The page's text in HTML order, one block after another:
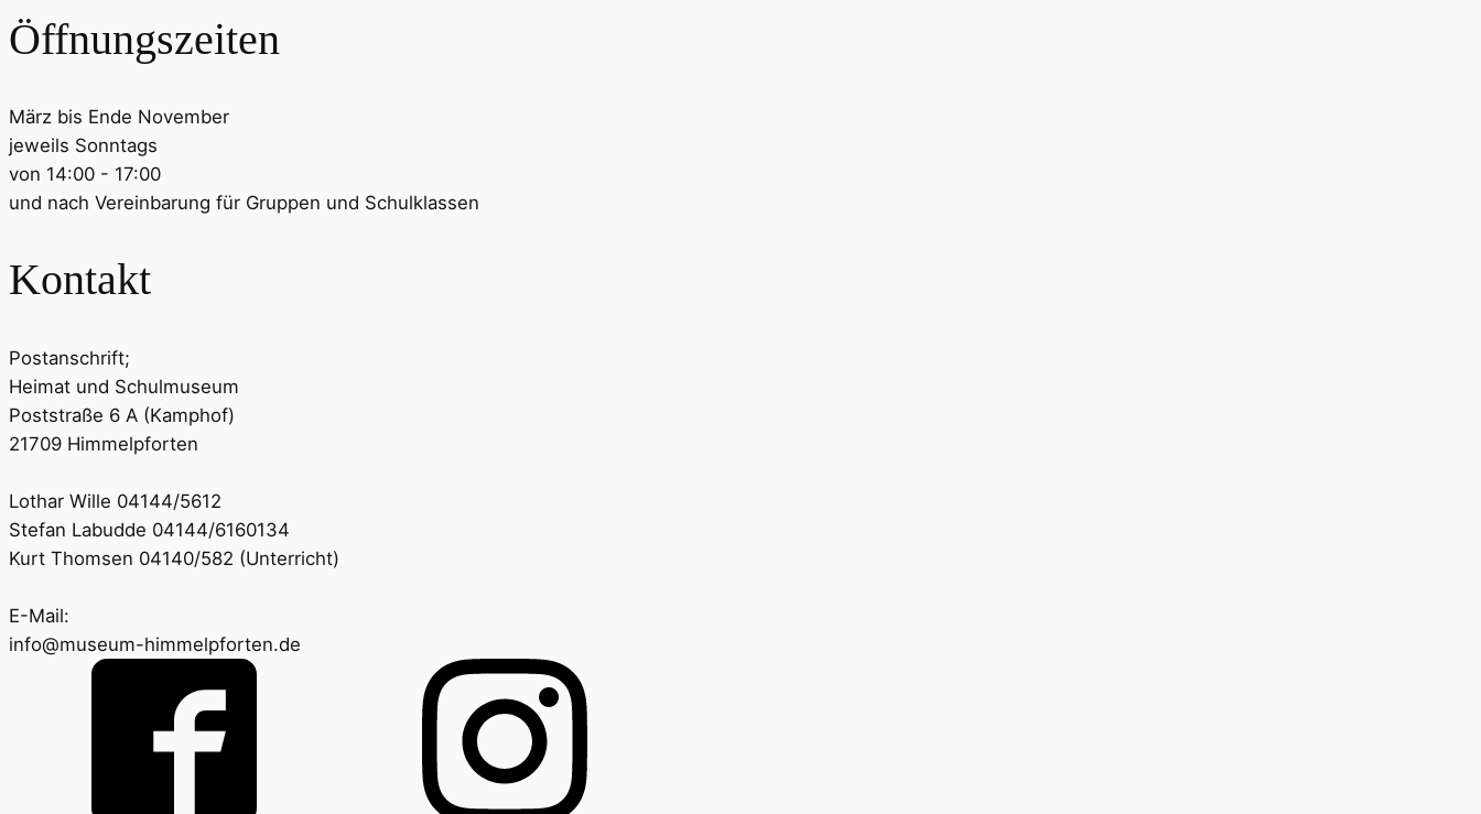
Öffnungszeiten
März bis Ende November
jeweils Sonntags
von 14:00 - 17:00
und nach Vereinbarung für Gruppen und Schulklassen
Kontakt
Postanschrift;
Heimat und Schulmuseum
Poststraße 6 A (Kamphof)
21709 Himmelpforten
Lothar Wille 04144/5612
Stefan Labudde 04144/6160134
Kurt Thomsen 04140/582 (Unterricht)
E-Mail:
info@museum-himmelpforten.de